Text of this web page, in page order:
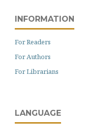
INFORMATION
For Readers
For Authors
For Librarians
LANGUAGE